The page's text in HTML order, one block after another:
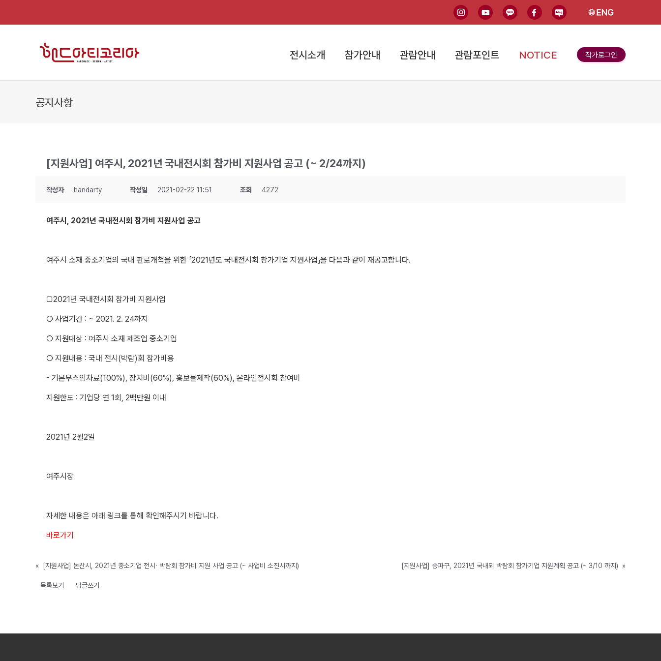
인스타그램
유튜브카카오톡
페이스북
블로그English
전시소개 참가안내 관람안내 관람포인트 NOTICE 작가로그인
공지사항
[지원사업] 여주시, 2021년 국내전시회 참가비 지원사업 공고 (~ 2/24까지)
작성자 handarty 작성일 2021-02-22 11:51 조회 4272
여주시, 2021년 국내전시회 참가비 지원사업 공고
여주시 소재 중소기업의 국내 판로개척을 위한 「2021년도 국내전시회 참가기업 지원사업」을 다음과 같이 재공고합니다.
□2021년 국내전시회 참가비 지원사업
○ 사업기간 : ~ 2021. 2. 24까지
○ 지원대상 : 여주시 소재 제조업 중소기업
○ 지원내용 : 국내 전시(박람)회 참가비용
- 기본부스임차료(100%), 장치비(60%), 홍보물제작(60%), 온라인전시회 참여비
지원한도 : 기업당 연 1회, 2백만원 이내
2021년 2월2일
여주시장
자세한 내용은 아래 링크를 통해 확인해주시기 바랍니다.
바로가기
« [지원사업] 논산시, 2021년 중소기업 전시· 박람회 참가비 지원 사업 공고 (~ 사업비 소진시까지) [지원사업] 송파구, 2021년 국내외 박람회 참가기업 지원계획 공고 (~ 3/10 까지) »
목록보기 답글쓰기